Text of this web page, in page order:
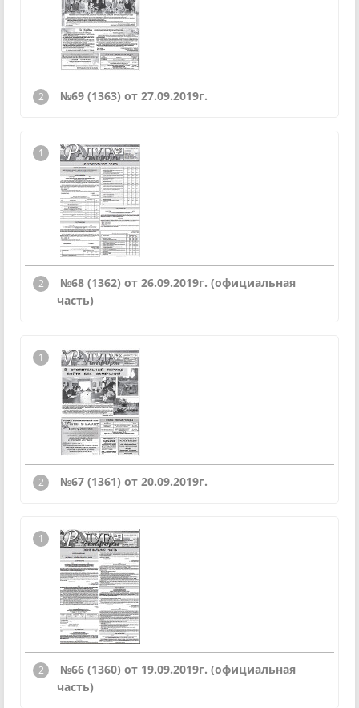
№69 (1363) от 27.09.2019г.
№68 (1362) от 26.09.2019г. (официальная
часть)
№67 (1361) от 20.09.2019г.
№66 (1360) от 19.09.2019г. (официальная
часть)